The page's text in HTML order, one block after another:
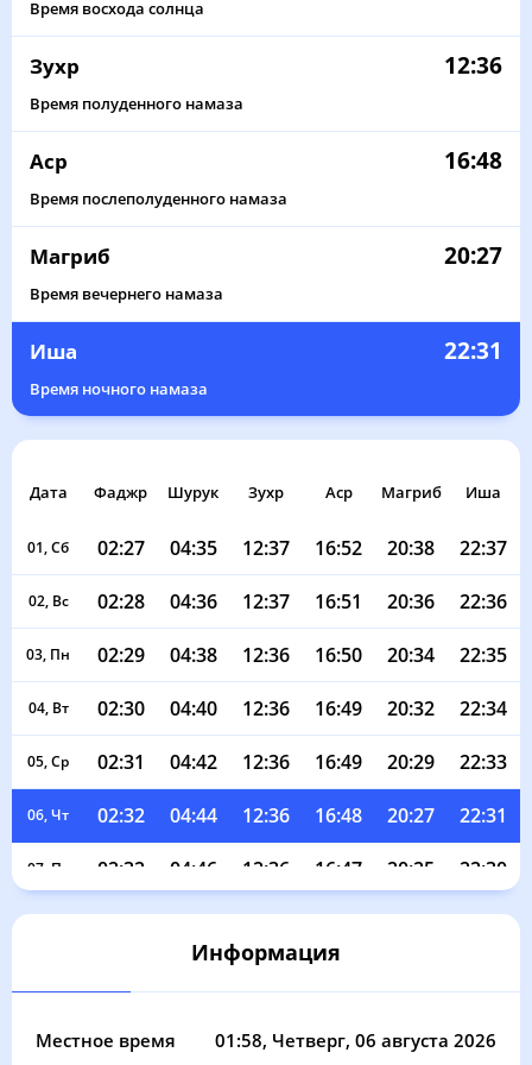
Время восхода солнца
Зухр 12:36
Время полуденного намаза
Аср 16:48
Время послеполуденного намаза
Магриб 20:27
Время вечернего намаза
Иша 22:31
Время ночного намаза
Дата Фаджр Шурук Зухр Аср Магриб Иша
01, Сб 02:27 04:35 12:37 16:52 20:38 22:37
02, Вс 02:28 04:36 12:37 16:51 20:36 22:36
03, Пн 02:29 04:38 12:36 16:50 20:34 22:35
04, Вт 02:30 04:40 12:36 16:49 20:32 22:34
05, Ср 02:31 04:42 12:36 16:49 20:29 22:33
06, Чт 02:32 04:44 12:36 16:48 20:27 22:31
07, Пт 02:32 04:46 12:36 16:47 20:25 22:30
02:33 04:48 12:36 16:46 20:23 22:29
04:52 12:36 16:43 22:27
Информация
Местное время 01:58, Четверг, 06 августа 2026